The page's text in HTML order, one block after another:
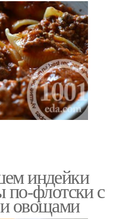
индейки
по-флотски с
овощами